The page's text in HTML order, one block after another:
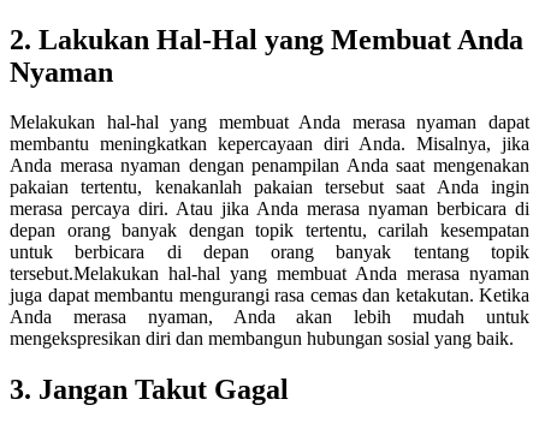
2. Lakukan Hal-Hal yang Membuat Anda
Nyaman
Melakukan hal-hal yang membuat Anda merasa nyaman dapat
membantu meningkatkan kepercayaan diri Anda. Misalnya, jika
Anda merasa nyaman dengan penampilan Anda saat mengenakan
pakaian tertentu, kenakanlah pakaian tersebut saat Anda ingin
merasa percaya diri. Atau jika Anda merasa nyaman berbicara di
depan orang banyak dengan topik tertentu, carilah kesempatan
untuk berbicara di depan orang banyak tentang topik
tersebut.Melakukan hal-hal yang membuat Anda merasa nyaman
juga dapat membantu mengurangi rasa cemas dan ketakutan. Ketika
Anda merasa nyaman, Anda akan lebih mudah untuk
mengekspresikan diri dan membangun hubungan sosial yang baik.
3. Jangan Takut Gagal